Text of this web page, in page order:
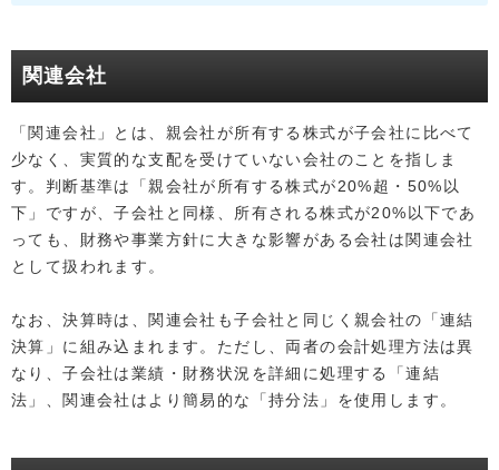
関連会社
「関連会社」とは、親会社が所有する株式が子会社に比べて
少なく、実質的な支配を受けていない会社のことを指しま
す。判断基準は「親会社が所有する株式が20%超・50%以
下」ですが、子会社と同様、所有される株式が20%以下であ
っても、財務や事業方針に大きな影響がある会社は関連会社
として扱われます。
なお、決算時は、関連会社も子会社と同じく親会社の「連結
決算」に組み込まれます。ただし、両者の会計処理方法は異
なり、子会社は業績・財務状況を詳細に処理する「連結
法」、関連会社はより簡易的な「持分法」を使用します。